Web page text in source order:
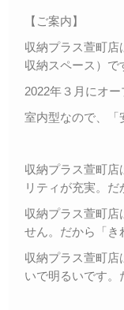
【ご案内】
収納プラス萱町
収納スペース）で
2022年３月にオー
室内型なので、「
収納プラス萱町店
リティが充実。だ
収納プラス萱町店
せん。だから「き
収納プラス萱町
いで明るいです。